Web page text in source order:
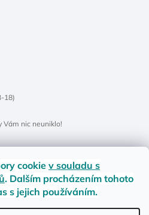
cookie v souladu s
. Dalším procházením tohoto
s jejich používáním.
18)
Vám nic neuniklo!